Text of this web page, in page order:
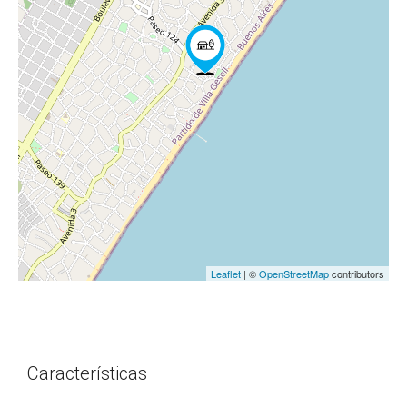
Leaflet | ©OpenStreetMapcontributors
Características